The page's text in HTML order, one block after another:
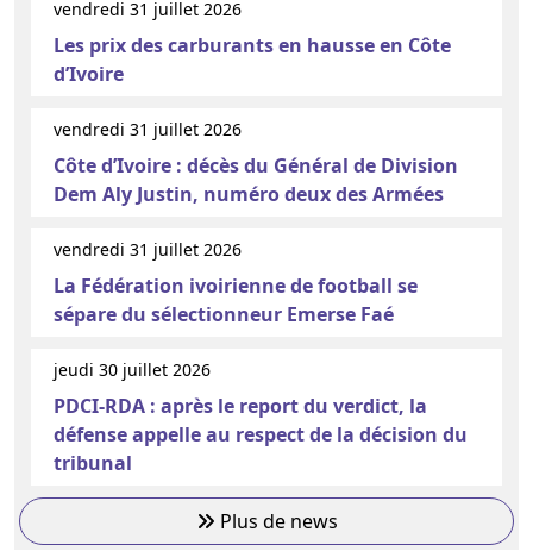
vendredi 31 juillet 2026
Les prix des carburants en hausse en Côte
d’Ivoire
vendredi 31 juillet 2026
Côte d’Ivoire : décès du Général de Division
Dem Aly Justin, numéro deux des Armées
vendredi 31 juillet 2026
La Fédération ivoirienne de football se
sépare du sélectionneur Emerse Faé
jeudi 30 juillet 2026
PDCI-RDA : après le report du verdict, la
défense appelle au respect de la décision du
tribunal
Plus de news